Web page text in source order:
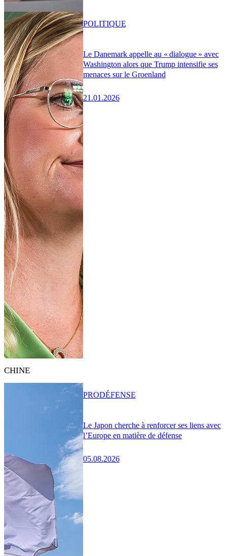
Le Danemark appelle au « dialogue » avec
Washington alors que Trump intensifie ses
menaces sur le Groenland
21.01.2026
POLITIQUE
CHINE
Le Japon cherche à renforcer ses liens avec
l’Europe en matière de défense
05.08.2026
PRODÉFENSE